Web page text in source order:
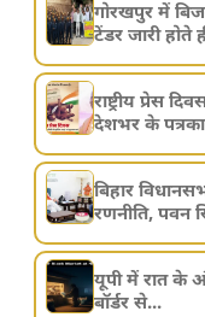
गोरखपुर में
टेंडर जारी होते
राष्ट्रीय प्रेस
देशभर के
बिहार
रणनीति, पवन
यूपी में रात के
बॉर्डर से...